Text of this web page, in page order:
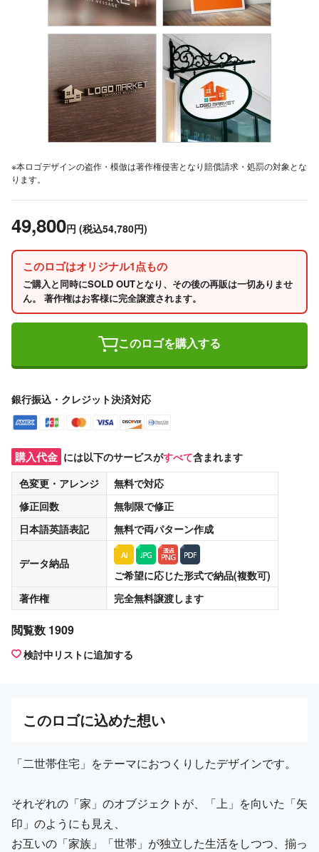
※本ロゴデザインの盗作・模倣は著作権侵害となり賠償請求・処罰の対象とな
ります。
49,800円 (税込54,780円)
このロゴはオリジナル1点もの
ご購入と同時にSOLD OUTとなり、その後の再販は一切ありませ
ん。 著作権はお客様に完全譲渡されます。
このロゴを購入する
銀行振込・クレジット決済対応
購入代金 には以下のサービスがすべて含まれます
色変更・アレンジ
無料で対応
修正回数
無制限で修正
日本語英語表記
無料で両パターン作成
データ納品
ご希望に応じた形式で納品(複数可)
著作権
完全無料譲渡します
閲覧数 1909
検討中リストに追加する
このロゴに込めた想い
「二世帯住宅」をテーマにおつくりしたデザインです。
それぞれの「家」のオブジェクトが、「上」を向いた「矢
印」のようにも見え、
お互いの「家族」「世帯」が独立した生活をしつつ、揃っ